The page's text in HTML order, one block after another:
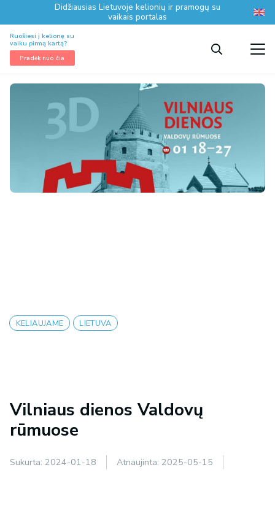
Didžiausias Lietuvoje kelionių ir pramogų su
vaikais portalas
Ruošiesi į kelionę su
vaiku pirmą kartą?
Pradėk nuo čia
KELIAUJAME LIETUVA
Vilniaus dienos Valdovų
rūmuose
Sukurta: 2024-01-18 Atnaujinta: 2025-05-15